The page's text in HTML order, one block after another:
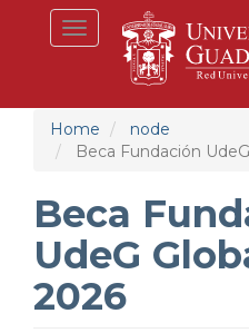
Toggle
navigation
Home
node
Beca Fundación
Beca
UdeG
2026